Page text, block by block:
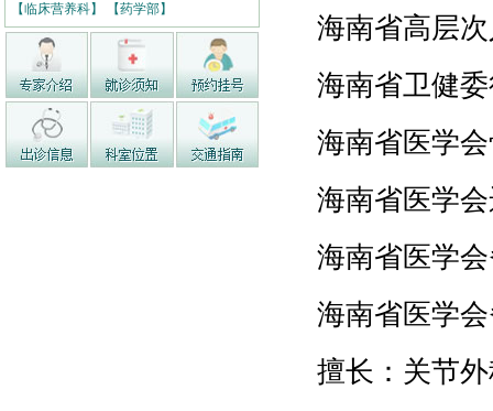
【临床营养科】
【药学部】
海南省高层次
海南省卫健委
海南省医学会
海南省医学会
海南省医学会
海南省医学会
擅长：关节外